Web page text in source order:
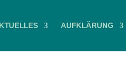
AUFKLÄRUNG